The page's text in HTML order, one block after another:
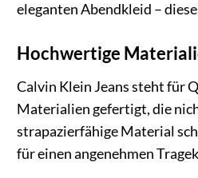
eleganten Abendkleid –
Hochwertige
Calvin Klein Jeans steht für
Materialien gefertigt, die
strapazierfähige Material
für einen angenehmen